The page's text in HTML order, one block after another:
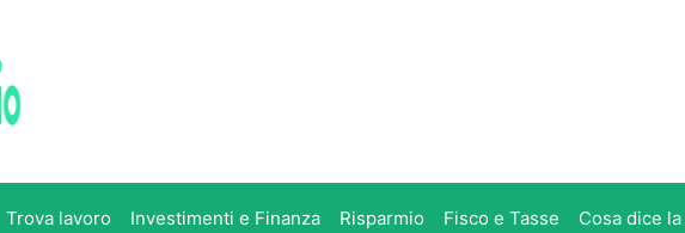
Trova lavoro Investimenti e Finanza Risparmio Fisco e Tasse Cosa dice